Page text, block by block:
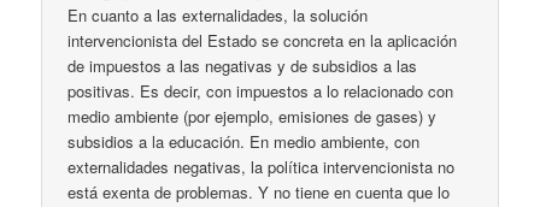
En cuanto a las externalidades, la solución
intervencionista del Estado se concreta en la aplicación
de impuestos a las negativas y de subsidios a las
positivas. Es decir, con impuestos a lo relacionado con
medio ambiente (por ejemplo, emisiones de gases) y
subsidios a la educación. En medio ambiente, con
externalidades negativas, la política intervencionista no
está exenta de problemas. Y no tiene en cuenta que lo